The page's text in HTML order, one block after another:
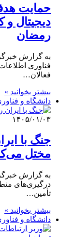
حمایت
دیجیتال
رمضان
به گزارش
فناوری
فعالان…
بیشتر بخوانید »
دانشگاه و
۱۴۰۵/۰۱/۰۳
جنگ با
مختل
به گزارش
درگیری‌های
تأمین…
بیشتر بخوانید »
دانشگاه و